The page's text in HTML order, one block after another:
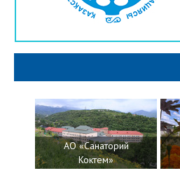
АО «Санаторий
Коктем»